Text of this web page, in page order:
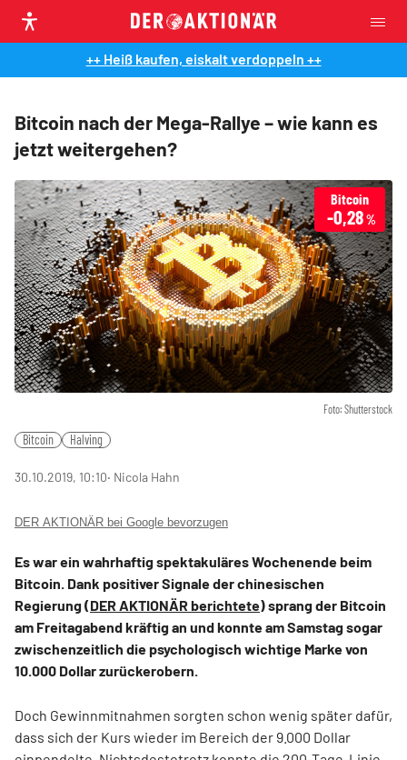
++ Heiß kaufen, eiskalt verdoppeln ++
Bitcoin nach der Mega-Rallye – wie kann es
jetzt weitergehen?
Foto: Shutterstock
Bitcoin
-0,28%
Bitcoin Halving
30.10.2019, 10:10‧ Nicola Hahn
DER AKTIONÄR bei Google bevorzugen
Es war ein wahrhaftig spektakuläres Wochenende beim
Bitcoin. Dank positiver Signale der chinesischen
Regierung (DER AKTIONÄR berichtete) sprang der Bitcoin
am Freitagabend kräftig an und konnte am Samstag sogar
zwischenzeitlich die psychologisch wichtige Marke von
10.000 Dollar zurückerobern.
Doch Gewinnmitnahmen sorgten schon wenig später dafür,
dass sich der Kurs wieder im Bereich der 9.000 Dollar